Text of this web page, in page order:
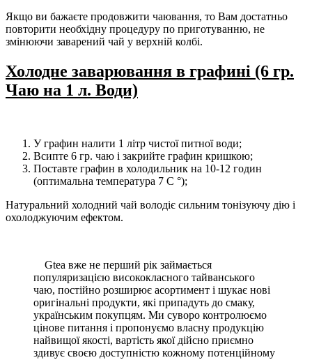
Якщо ви бажаєте продовжити чаювання, то Вам достатньо
повторити необхідну процедуру по приготуванню, не
змінюючи заварений чай у верхній колбі.
Холодне заварювання в графині (6 гр.
Чаю на 1 л. Води)
У графин налити 1 літр чистої питної води;
Всипте 6 гр. чаю і закрийте графин кришкою;
Поставте графин в холодильник на 10-12 годин
(оптимальна температура 7 С °);
Натуральний холодний чай володіє сильним тонізуючу дію і
охолоджуючим ефектом.
Gtea вже не перший рік займається
популяризацією висококласного тайванського
чаю, постійно розширює асортимент і шукає нові
оригінальні продукти, які припадуть до смаку,
українським покупцям. Ми суворо контролюємо
цінове питання і пропонуємо власну продукцію
найвищої якості, вартість якої дійсно приємно
здивує своєю доступністю кожному потенційному